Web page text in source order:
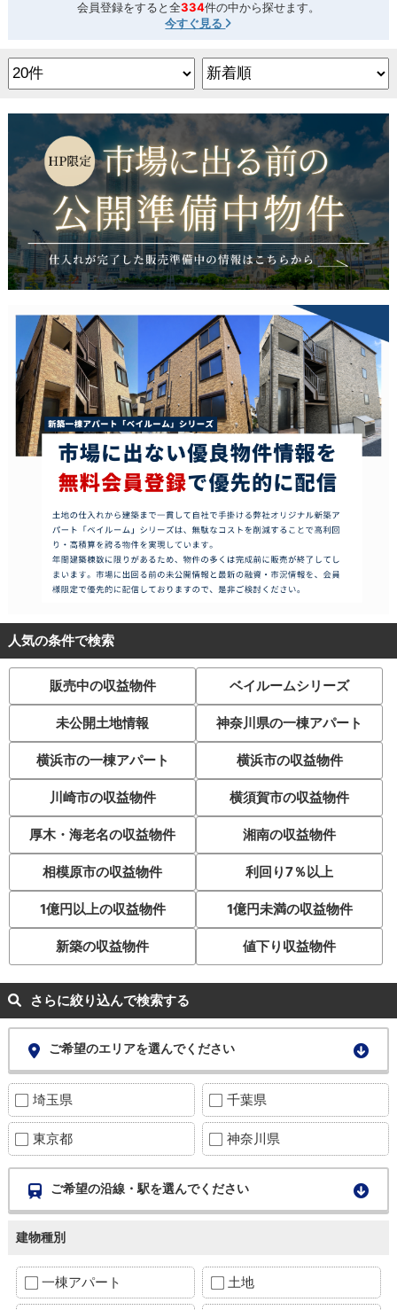
会員登録をすると全334件の中から探せます。
今すぐ見る
人気の条件で検索
販売中の収益物件 ベイルームシリーズ
未公開土地情報 神奈川県の一棟アパート
横浜市の一棟アパート 横浜市の収益物件
川崎市の収益物件 横須賀市の収益物件
厚木・海老名の収益物件 湘南の収益物件
相模原市の収益物件 利回り7％以上
1億円以上の収益物件 1億円未満の収益物件
新築の収益物件 値下り収益物件
さらに絞り込んで検索する
ご希望のエリアを選んでください
埼玉県 千葉県
東京都 神奈川県
ご希望の沿線・駅を選んでください
建物種別
一棟アパート 土地